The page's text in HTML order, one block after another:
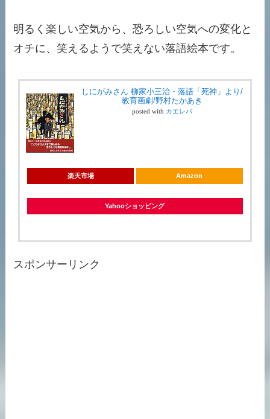
明るく楽しい空気から、恐ろしい空気への変化と
オチに、笑えるようで笑えない落語絵本です。
しにがみさん 柳家小三治・落語「死神」より/
教育画劇/野村たかあき
posted with カエレバ
楽天市場 Amazon
Yahooショッピング
スポンサーリンク